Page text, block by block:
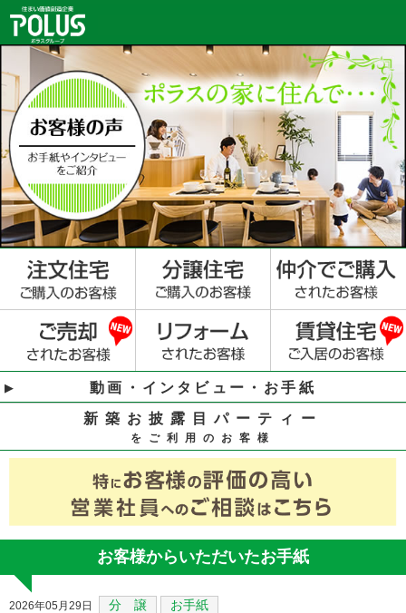
動画・インタビュー・お手紙
新築お披露目パーティー
をご利用のお客様
お客様からいただいたお手紙
2026年05月29日 分 譲 お手紙